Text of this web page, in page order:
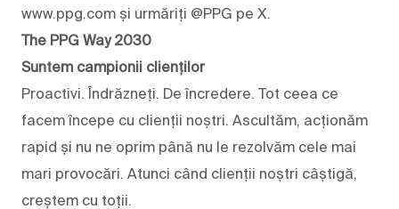
www.ppg.com și urmăriți @PPG pe X.
The PPG Way 2030
Suntem campionii clienților
Proactivi. Îndrăzneți. De încredere. Tot ceea ce
facem începe cu clienții noștri. Ascultăm, acționăm
rapid și nu ne oprim până nu le rezolvăm cele mai
mari provocări. Atunci când clienții noștri câștigă,
creștem cu toții.